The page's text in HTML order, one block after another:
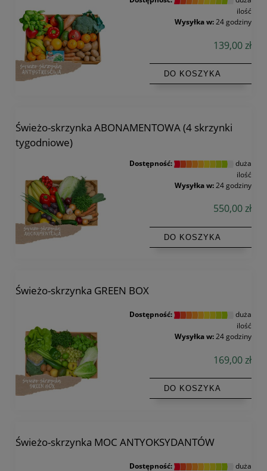
ilość
Wysyłka w: 24 godziny
139,00 zł
DO KOSZYKA
Świeżo-skrzynka ABONAMENTOWA (4 skrzynki
tygodniowe)
Dostępność:
duża
ilość
Wysyłka w: 24 godziny
550,00 zł
DO KOSZYKA
Świeżo-skrzynka GREEN BOX
Dostępność:
duża
ilość
Wysyłka w: 24 godziny
169,00 zł
DO KOSZYKA
Świeżo-skrzynka MOC ANTYOKSYDANTÓW
Dostępność:
duża